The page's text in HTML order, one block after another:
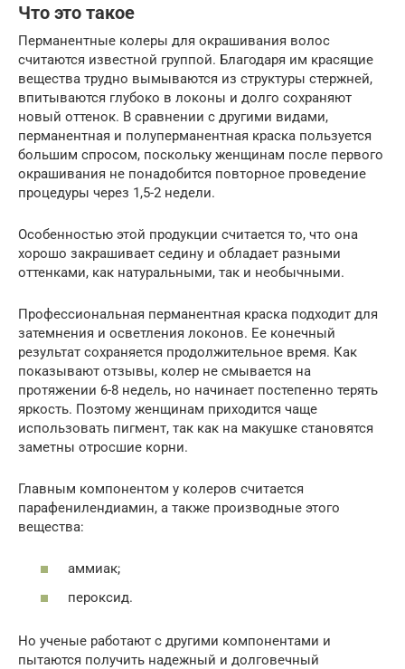
Что это такое
Перманентные колеры для окрашивания волос
считаются известной группой. Благодаря им красящие
вещества трудно вымываются из структуры стержней,
впитываются глубоко в локоны и долго сохраняют
новый оттенок. В сравнении с другими видами,
перманентная и полуперманентная краска пользуется
большим спросом, поскольку женщинам после первого
окрашивания не понадобится повторное проведение
процедуры через 1,5-2 недели.
Особенностью этой продукции считается то, что она
хорошо закрашивает седину и обладает разными
оттенками, как натуральными, так и необычными.
Профессиональная перманентная краска подходит для
затемнения и осветления локонов. Ее конечный
результат сохраняется продолжительное время. Как
показывают отзывы, колер не смывается на
протяжении 6-8 недель, но начинает постепенно терять
яркость. Поэтому женщинам приходится чаще
использовать пигмент, так как на макушке становятся
заметны отросшие корни.
Главным компонентом у колеров считается
парафенилендиамин, а также производные этого
вещества:
аммиак;
пероксид.
Но ученые работают с другими компонентами и
пытаются получить надежный и долговечный